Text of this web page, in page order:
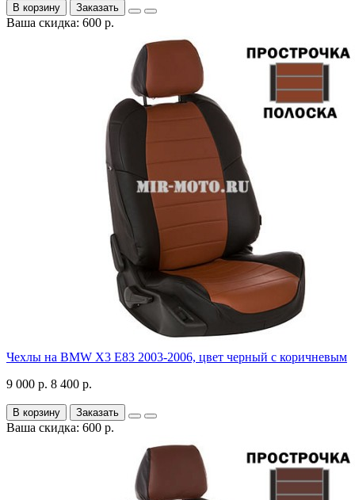
В корзину Заказать
Ваша скидка: 600 р.
Чехлы на BMW X3 E83 2003-2006, цвет черный с коричневым
9 000 р. 8 400 р.
В корзину Заказать
Ваша скидка: 600 р.